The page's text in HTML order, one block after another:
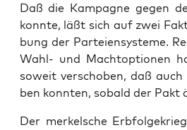
Daß die Kam­pa­gne gegen
konn­te, läßt sich auf zwei
bung der Par­tei­en­sys­te­me.
Wahl- und Macht­op­tio­nen
soweit ver­scho­ben, daß
ben konn­ten, sobald der
Der mer­kel­sche